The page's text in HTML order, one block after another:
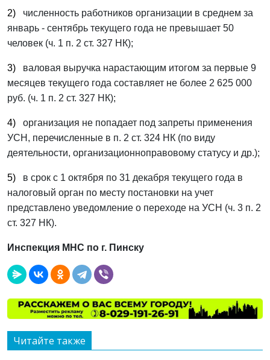
2)
численность работников организации в среднем за
январь - сентябрь текущего года не превышает 50
человек (ч. 1 п. 2 ст. 327 НК);
3)
валовая выручка нарастающим итогом за первые 9
месяцев текущего года составляет не более 2 625 000
руб. (ч. 1 п. 2 ст. 327 НК);
4)
организация не попадает под запреты применения
УСН, перечисленные в п. 2 ст. 324 НК (по виду
деятельности, организационно­правовому статусу и др.);
5)
в срок с 1 октября по 31 декабря текущего года в
налоговый орган по месту постановки на учет
представлено уведомление о переходе на УСН (ч. 3 п. 2
ст. 327 НК).
Инспекция МНС по г. Пинску
Читайте также